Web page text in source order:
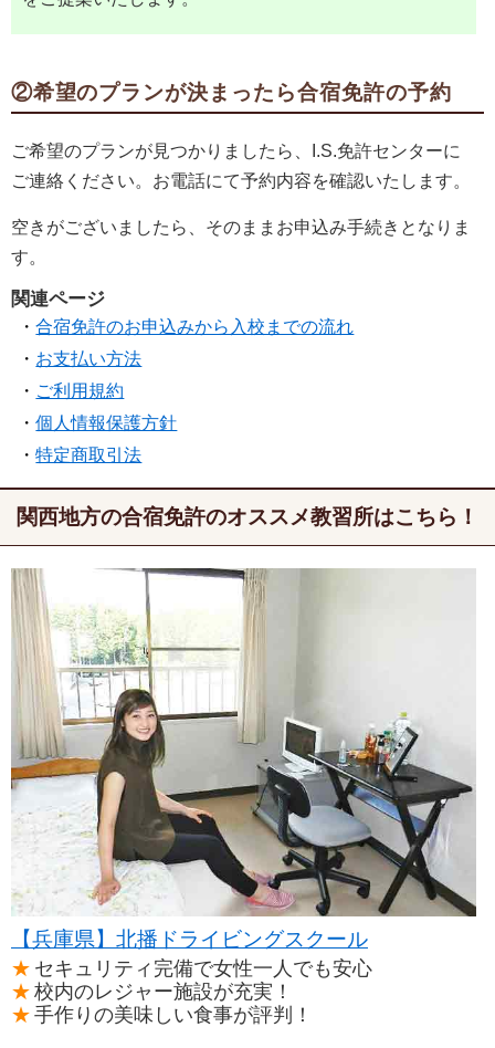
②希望のプランが決まったら合宿免許の予約
ご希望のプランが見つかりましたら、I.S.免許センターに
ご連絡ください。お電話にて予約内容を確認いたします。
空きがございましたら、そのままお申込み手続きとなりま
す。
関連ページ
合宿免許のお申込みから入校までの流れ
お支払い方法
ご利用規約
個人情報保護方針
特定商取引法
関西地方の合宿免許のオススメ教習所はこちら！
【兵庫県】北播ドライビングスクール
セキュリティ完備で女性一人でも安心
校内のレジャー施設が充実！
手作りの美味しい食事が評判！